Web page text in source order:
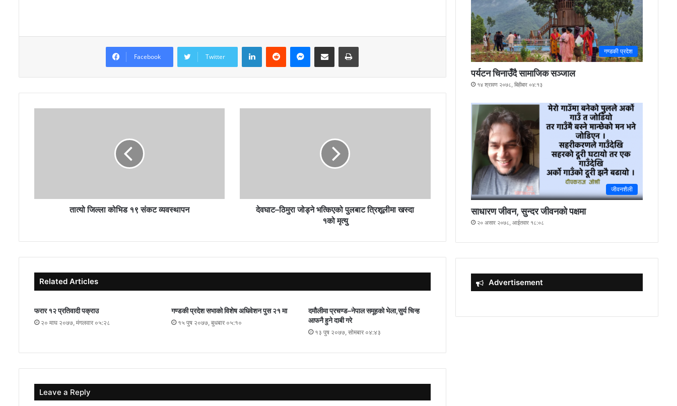
Facebook Twitter
LinkedInReddit Messenger
Share via Email Print
तात्यो जिल्ला कोभिड १९ संकट व्यवस्थापन
देवघाट–ठिमुरा जोड्ने भत्किएको पुलबाट त्रिशूलीमा खस्दा
१को मृत्यु
Related Articles
फरार १२ प्रतिवादी पक्राउ
२० माघ २०७७, मंगलवार ०५:२८
गण्डकी प्रदेश सभाको विशेष अधिवेशन पुस २१ मा
१५ पुष २०७७, बुधबार ०५:१०
दमौलीमा प्रचण्ड–नेपाल समूहको भेला,सुर्य चिन्ह
आफनै हुने दाबी गरे
१३ पुष २०७७, सोमबार ०४:४३
Leave a Reply
गण्डकी प्रदेश
पर्यटन चिनाउँदै सामाजिक सञ्जाल
१४ श्रावण २०७८, बिहीबार ०४:१३
जीवनशैली
साधारण जीवन, सुन्दर जीवनको पक्षमा
२० असार २०७८, आईतवार १८:०८
Advertisement